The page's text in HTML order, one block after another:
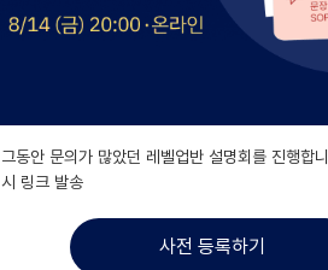
그동안 문의가 많았던 레벨업반 설명회를 진행합
시 링크 발송
사전 등록하기